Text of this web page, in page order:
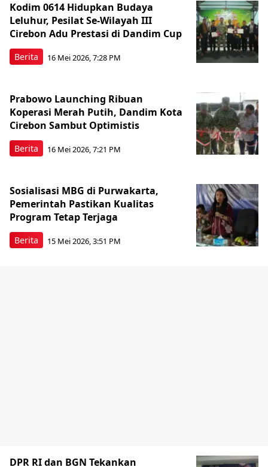
Berita
Kodim 0614 Hidupkan Budaya
Leluhur, Pesilat Se-Wilayah III
Cirebon Adu Prestasi di Dandim Cup
16 Mei 2026, 7:28 PM
Berita
Prabowo Launching Ribuan
Koperasi Merah Putih, Dandim Kota
Cirebon Sambut Optimistis
16 Mei 2026, 7:21 PM
Berita
Sosialisasi MBG di Purwakarta,
Pemerintah Pastikan Kualitas
Program Tetap Terjaga
15 Mei 2026, 3:51 PM
DPR RI dan BGN Tekankan